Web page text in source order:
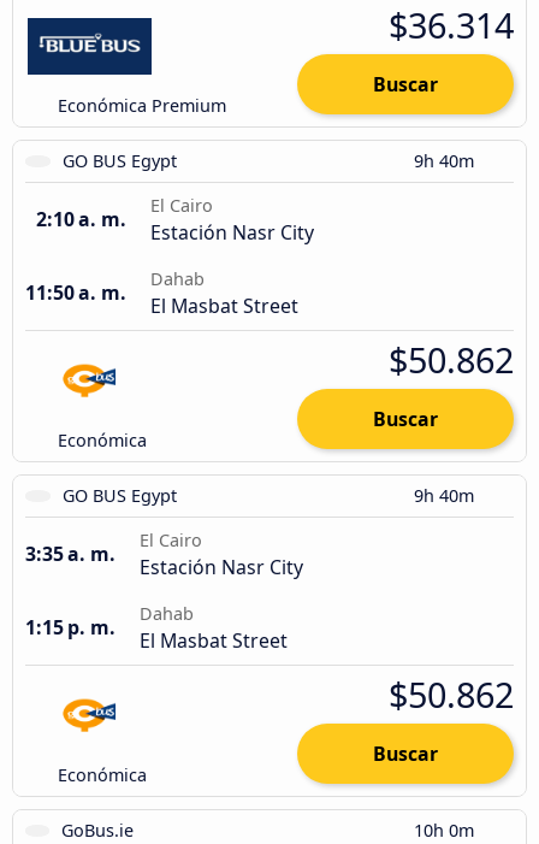
Económica Premium
$36.314
Buscar
GO BUS Egypt 9h 40m
2:10 a. m.
El Cairo
Estación Nasr City
11:50 a. m.
Dahab
El Masbat Street
Económica
$50.862
Buscar
GO BUS Egypt 9h 40m
3:35 a. m.
El Cairo
Estación Nasr City
1:15 p. m.
Dahab
El Masbat Street
Económica
$50.862
Buscar
GoBus.ie 10h 0m